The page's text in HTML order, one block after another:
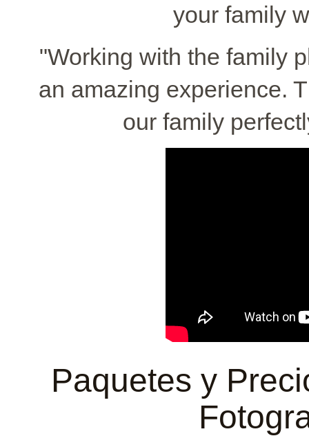
your family
"Working with the family
an amazing experience.
our family
Paquetes y